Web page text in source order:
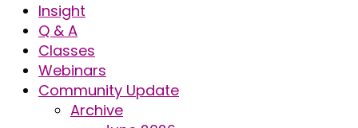
Insight
Q & A
Classes
Webinars
Community Update
Archive